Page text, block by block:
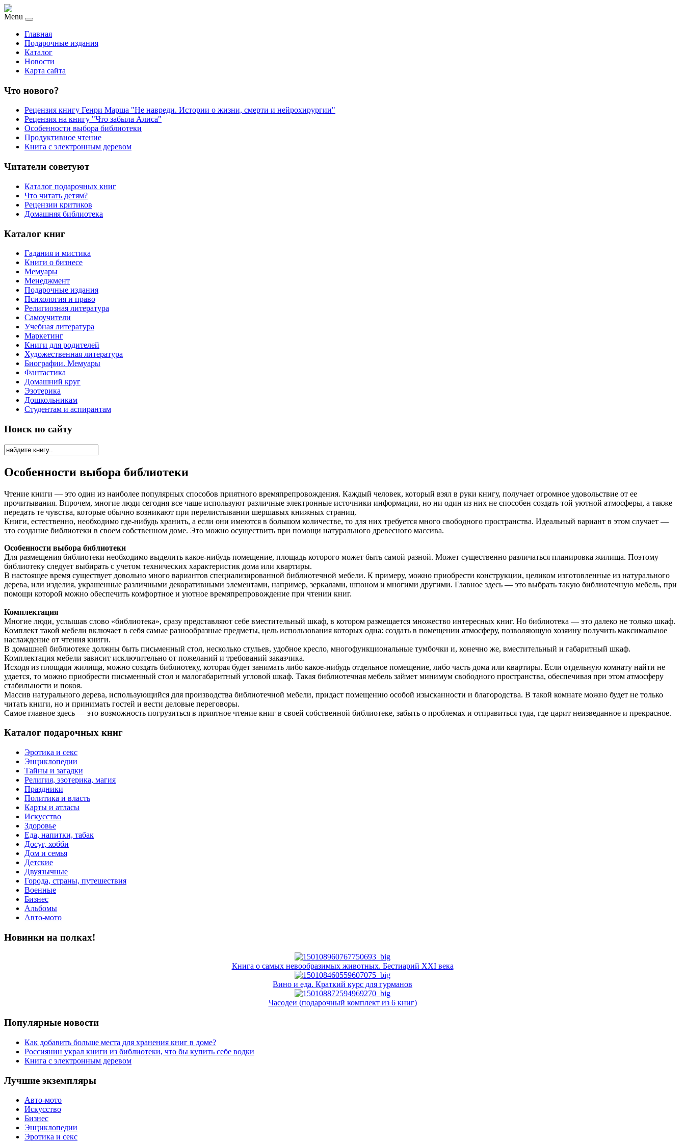
Menu
Главная
Подарочные издания
Каталог
Новости
Карта сайта
Что нового?
Рецензия книгу Генри Марша "Не навреди. Истории о жизни, смерти и нейрохирургии"
Рецензия на книгу "Что забыла Алиса"
Особенности выбора библиотеки
Продуктивное чтение
Книга с электронным деревом
Читатели советуют
Каталог подарочных книг
Что читать детям?
Рецензии критиков
Домашняя библиотека
Каталог книг
Гадания и мистика
Книги о бизнесе
Мемуары
Менеджмент
Подарочные издания
Психология и право
Религиозная литература
Самоучители
Учебная литература
Маркетинг
Книги для родителей
Художественная литература
Биографии. Мемуары
Фантастика
Домашний круг
Эзотерика
Дошкольникам
Студентам и аспирантам
Поиск по сайту
Особенности выбора библиотеки
Чтение книги — это один из наиболее популярных способов приятного времяпрепровождения. Каждый человек, который взял в руки книгу, получает огромное удовольствие от ее
прочитывания. Впрочем, многие люди сегодня все чаще используют различные электронные источники информации, но ни один из них не способен создать той уютной атмосферы, а также
передать те чувства, которые обычно возникают при перелистывании шершавых книжных страниц.
Книги, естественно, необходимо где-нибудь хранить, а если они имеются в большом количестве, то для них требуется много свободного пространства. Идеальный вариант в этом случает —
это создание библиотеки в своем собственном доме. Это можно осуществить при помощи натурального древесного массива.
Особенности выбора библиотеки
Для размещения библиотеки необходимо выделить какое-нибудь помещение, площадь которого может быть самой разной. Может существенно различаться планировка жилища. Поэтому
библиотеку следует выбирать с учетом технических характеристик дома или квартиры.
В настоящее время существует довольно много вариантов специализированной библиотечной мебели. К примеру, можно приобрести конструкции, целиком изготовленные из натурального
дерева, или изделия, украшенные различными декоративными элементами, например, зеркалами, шпоном и многими другими. Главное здесь — это выбрать такую библиотечную мебель, при
помощи которой можно обеспечить комфортное и уютное времяпрепровождение при чтении книг.
Комплектация
Многие люди, услышав слово «библиотека», сразу представляют себе вместительный шкаф, в котором размещается множество интересных книг. Но библиотека — это далеко не только шкаф.
Комплект такой мебели включает в себя самые разнообразные предметы, цель использования которых одна: создать в помещении атмосферу, позволяющую хозяину получить максимальное
наслаждение от чтения книги.
В домашней библиотеке должны быть письменный стол, несколько стульев, удобное кресло, многофункциональные тумбочки и, конечно же, вместительный и габаритный шкаф.
Комплектация мебели зависит исключительно от пожеланий и требований заказчика.
Исходя из площади жилища, можно создать библиотеку, которая будет занимать либо какое-нибудь отдельное помещение, либо часть дома или квартиры. Если отдельную комнату найти не
удается, то можно приобрести письменный стол и малогабаритный угловой шкаф. Такая библиотечная мебель займет минимум свободного пространства, обеспечивая при этом атмосферу
стабильности и покоя.
Массив натурального дерева, использующийся для производства библиотечной мебели, придаст помещению особой изысканности и благородства. В такой комнате можно будет не только
читать книги, но и принимать гостей и вести деловые переговоры.
Самое главное здесь — это возможность погрузиться в приятное чтение книг в своей собственной библиотеке, забыть о проблемах и отправиться туда, где царит неизведанное и прекрасное.
Каталог подарочных книг
Эротика и секс
Энциклопедии
Тайны и загадки
Религия, эзотерика, магия
Праздники
Политика и власть
Карты и атласы
Искусство
Здоровье
Еда, напитки, табак
Досуг, хобби
Дом и семья
Детские
Двуязычные
Города, страны, путешествия
Военные
Бизнес
Альбомы
Авто-мото
Новинки на полках!
Книга о самых невообразимых животных. Бестиарий XXI века
Вино и еда. Краткий курс для гурманов
Часодеи (подарочный комплект из 6 книг)
Популярные новости
Как добавить больше места для хранения книг в доме?
Россиянин украл книги из библиотеки, что бы купить себе водки
Книга с электронным деревом
Лучшие экземпляры
Авто-мото
Искусство
Бизнес
Энциклопедии
Эротика и секс